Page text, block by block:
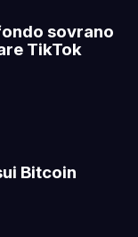
sovrano
TikTok
Bitcoin